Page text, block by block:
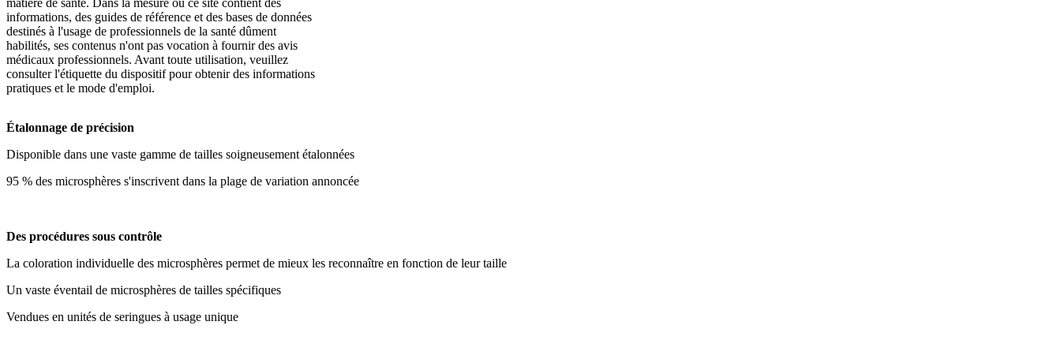
matière de santé. Dans la mesure où ce site contient des
informations, des guides de référence et des bases de données
destinés à l'usage de professionnels de la santé dûment
habilités, ses contenus n'ont pas vocation à fournir des avis
médicaux professionnels. Avant toute utilisation, veuillez
consulter l'étiquette du dispositif pour obtenir des informations
pratiques et le mode d'emploi.
Étalonnage de précision
Disponible dans une vaste gamme de tailles soigneusement étalonnées
95 % des microsphères s'inscrivent dans la plage de variation annoncée
Des procédures sous contrôle
La coloration individuelle des microsphères permet de mieux les reconnaître en fonction de leur taille
Un vaste éventail de microsphères de tailles spécifiques
Vendues en unités de seringues à usage unique